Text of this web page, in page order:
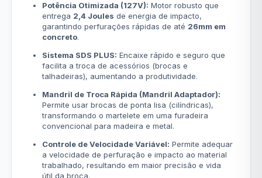
Potência Otimizada (127V): Motor robusto que
entrega 2,4 Joules de energia de impacto,
garantindo perfurações rápidas de até 26mm em
concreto.
Sistema SDS PLUS: Encaixe rápido e seguro que
facilita a troca de acessórios (brocas e
talhadeiras), aumentando a produtividade.
Mandril de Troca Rápida (Mandril Adaptador):
Permite usar brocas de ponta lisa (cilíndricas),
transformando o martelete em uma furadeira
convencional para madeira e metal.
Controle de Velocidade Variável: Permite adequar
a velocidade de perfuração e impacto ao material
trabalhado, resultando em maior precisão e vida
útil da broca.